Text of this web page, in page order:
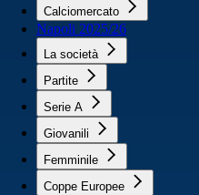
Calciomercato
Napoli 2025/26
La società
Partite
Serie A
Giovanili
Femminile
Coppe Europee